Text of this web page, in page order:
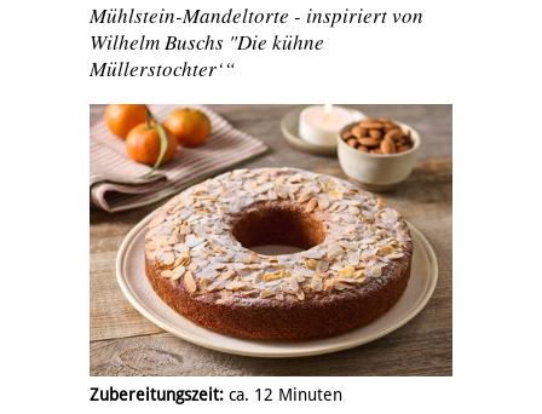
Mühlstein-Mandeltorte - inspiriert von
Wilhelm Buschs "Die kühne
Müllerstochter‘“
Zubereitungszeit: ca. 12 Minuten